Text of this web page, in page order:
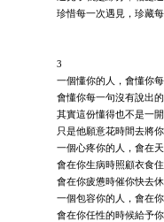
珍惜每一次遇見，珍藏每
3
一個懂你的人，會懂你
會懂你每一句沒有說出的
其實這份懂得也不是一開
只是他願意花時間去將你
一個心疼你的人，會在
會在你生病時照顧衣食住
會在你疲憊時催你快去休
一個包容你的人，會在
會在你任性的時候給予你